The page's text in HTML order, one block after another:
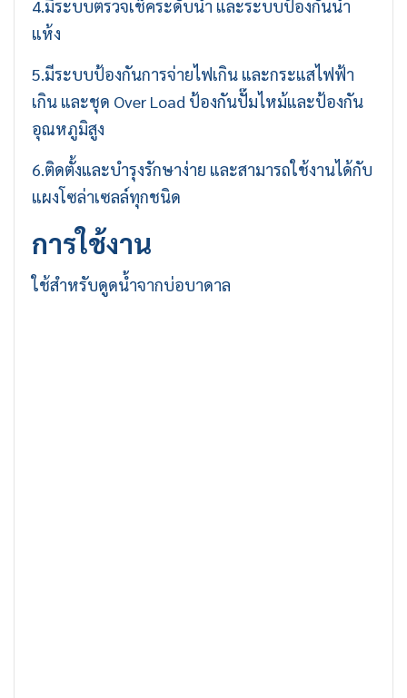
4.มีระบบตรวจเช็คระดับน้ำ และระบบป้องกันน้ำ
แห้ง
5.มีระบบป้องกันการจ่ายไฟเกิน และกระแสไฟฟ้า
เกิน และชุด Over Load ป้องกันปั๊มไหม้และป้องกัน
อุณหภูมิสูง
6.ติดตั้งและบำรุงรักษาง่าย และสามารถใช้งานได้กับ
แผงโซล่าเซลล์ทุกชนิด
การใช้งาน
ใช้สำหรับดูดน้ำจากบ่อบาดาล